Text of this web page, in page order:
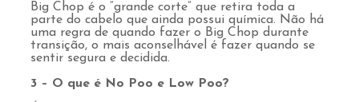
Big Chop é o “grande corte” que retira toda a
parte do cabelo que ainda possui química. Não há
uma regra de quando fazer o Big Chop durante
transição, o mais aconselhável é fazer quando se
sentir segura e decidida.
3 – O que é No Poo e Low Poo?